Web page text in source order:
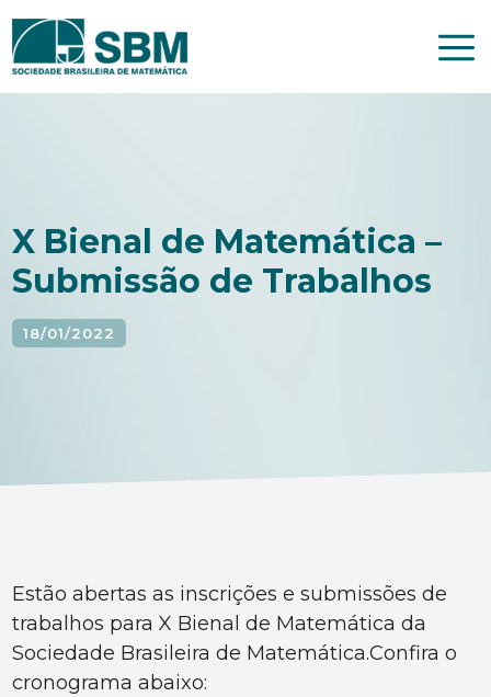
Pular
para
X Bienal de Matemática –
Submissão de Trabalhos
18/01/2022
Estão abertas as inscrições e submissões de
trabalhos para X Bienal de Matemática da
Sociedade Brasileira de Matemática.Confira o
cronograma abaixo: